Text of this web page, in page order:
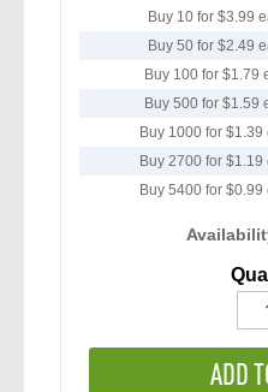
Buy 10 for $3.99
Buy 50 for $2.49
Buy 100 for $1.79
Buy 500 for $1.59
Buy 1000 for $1.39
Buy 2700 for $1.19
Buy 5400 for $0.99
ADD